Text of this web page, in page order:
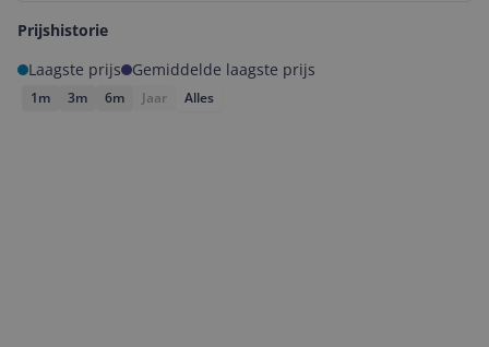
Prijshistorie
Laagste prijs
Gemiddelde laagste prijs
1m 3m 6m Jaar Alles